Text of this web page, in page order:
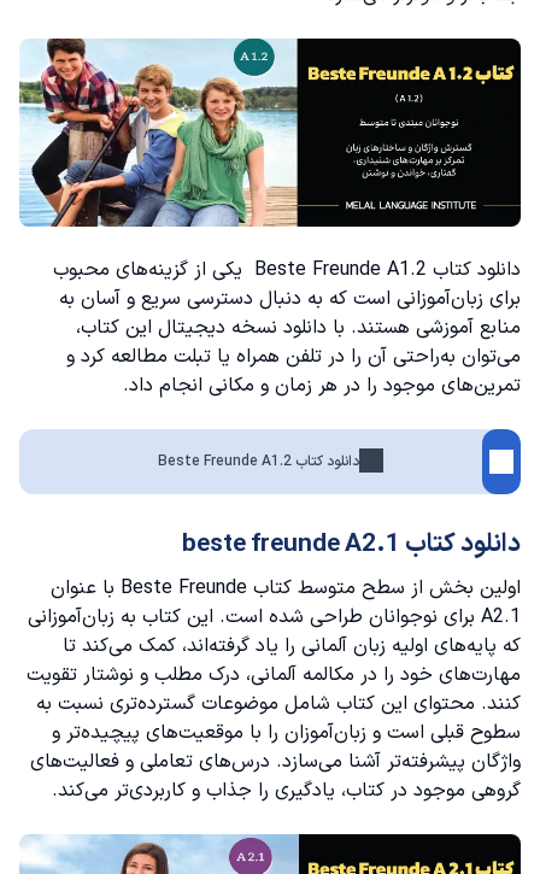
دانلود کتاب Beste Freunde A1.2 یکی از گزینه‌های محبوب
برای زبان‌آموزانی است که به دنبال دسترسی سریع و آسان به
منابع آموزشی هستند. با دانلود نسخه دیجیتال این کتاب،
می‌توان به‌راحتی آن را در تلفن همراه یا تبلت مطالعه کرد و
تمرین‌های موجود را در هر زمان و مکانی انجام داد.
دانلود کتاب Beste Freunde A1.2
دانلود کتاب beste freunde A2.1
اولین بخش از سطح متوسط کتاب Beste Freunde با عنوان
A2.1 برای نوجوانان طراحی شده است. این کتاب به زبان‌آموزانی
که پایه‌های اولیه زبان آلمانی را یاد گرفته‌اند، کمک می‌کند تا
مهارت‌های خود را در مکالمه آلمانی، درک مطلب و نوشتار تقویت
کنند. محتوای این کتاب شامل موضوعات گسترده‌تری نسبت به
سطوح قبلی است و زبان‌آموزان را با موقعیت‌های پیچیده‌تر و
واژگان پیشرفته‌تر آشنا می‌سازد. درس‌های تعاملی و فعالیت‌های
گروهی موجود در کتاب، یادگیری را جذاب و کاربردی‌تر می‌کند.